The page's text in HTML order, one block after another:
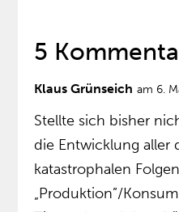
5
Klaus Grünseich am 6.
Stellte sich bisher
die Entwicklung aller
katastrophalen
„Produktion”/